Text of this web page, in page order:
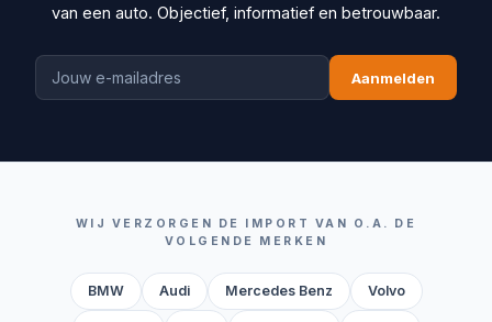
van een auto. Objectief, informatief en betrouwbaar.
Aanmelden
WIJ VERZORGEN DE IMPORT VAN O.A. DE
VOLGENDE MERKEN
BMW Audi Mercedes Benz Volvo